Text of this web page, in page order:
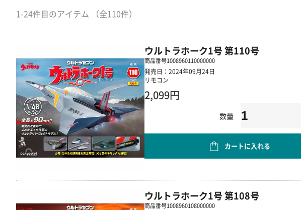
1-24件目のアイテム （全110件）
ウルトラホーク1号 第110号
商品番号1008960110000000
発売日：2024年09月24日
リモコン
2,099円
数量
カートに入れる
ウルトラホーク1号 第108号
商品番号1008960108000000